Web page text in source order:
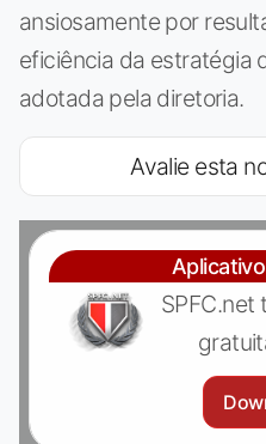
ansiosamente por
eficiência da estratégia
adotada pela diretoria.
Avalie esta
SPFC.net